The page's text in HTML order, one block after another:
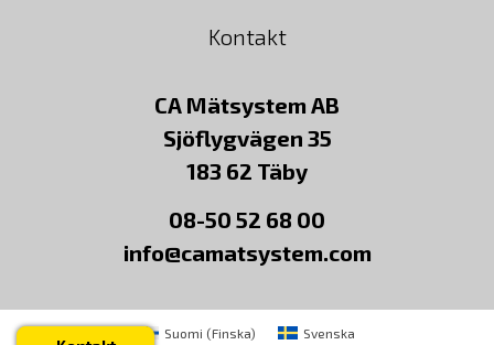
Kontakt
CA Mätsystem AB
Sjöflygvägen 35
183 62 Täby
08-50 52 68 00
info@camatsystem.com
Suomi (Finska) Svenska